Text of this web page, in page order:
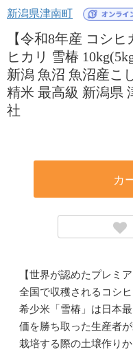
新潟県津南町
【令和8年産 コシ
ヒカリ 雪椿
新潟 魚沼 魚沼産こ
精米 最高級 新潟県
社
カ
【世界が認めたプレミア
全国で収穫されるコシ
希少米「雪椿」は日本
価を勝ち取った生産者が
栽培する際の土壌作り